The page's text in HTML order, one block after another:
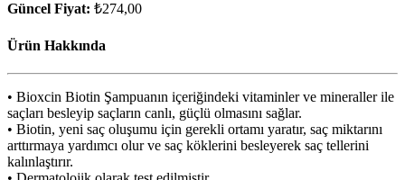
Güncel Fiyat: ₺274,00
Ürün Hakkında
• Bioxcin Biotin Şampuanın içeriğindeki vitaminler ve mineraller ile
saçları besleyip saçların canlı, güçlü olmasını sağlar.
• Biotin, yeni saç oluşumu için gerekli ortamı yaratır, saç miktarını
arttırmaya yardımcı olur ve saç köklerini besleyerek saç tellerini
kalınlaştırır.